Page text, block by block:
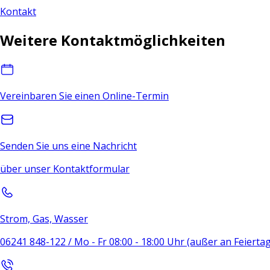
Kontakt
Weitere Kontaktmöglichkeiten
Vereinbaren Sie einen Online-Termin
Senden Sie uns eine Nachricht
über unser Kontaktformular
Strom, Gas, Wasser
06241 848-122 / Mo - Fr 08:00 - 18:00 Uhr (außer an